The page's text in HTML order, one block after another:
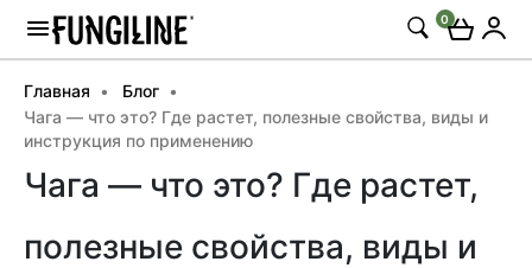
0
Главная
Блог
Чага — что это? Где растет, полезные свойства, виды и
инструкция по применению
Чага — что это? Где растет,
полезные свойства, виды и